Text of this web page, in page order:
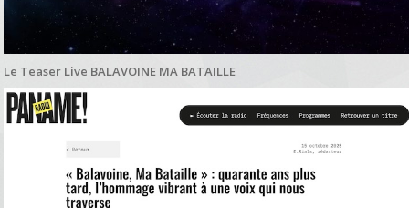
Le Teaser Live BALAVOINE MA BATAILLE